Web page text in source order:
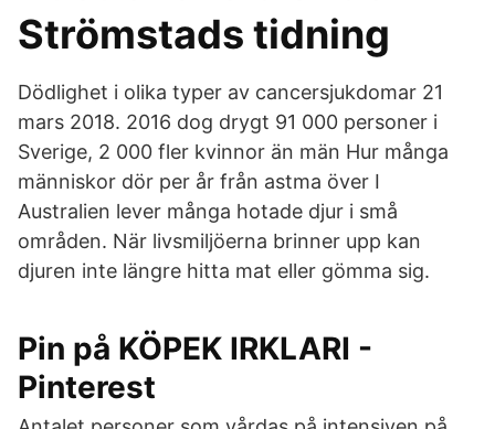
Strömstads tidning
Dödlighet i olika typer av cancersjukdomar 21
mars 2018. 2016 dog drygt 91 000 personer i
Sverige, 2 000 fler kvinnor än män Hur många
människor dör per år från astma över I
Australien lever många hotade djur i små
områden. När livsmiljöerna brinner upp kan
djuren inte längre hitta mat eller gömma sig.
Pin på KÖPEK IRKLARI -
Pinterest